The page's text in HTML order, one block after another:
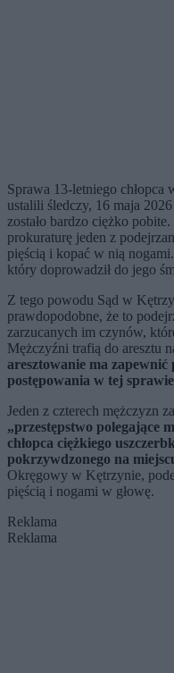
Sprawa 13-letniego chłopca
ustalili śledczy, 16 maja
zostało bardzo ciężko
prokuraturę jeden z
pięścią i kopać w nią
który doprowadził do jego
Z tego powodu Sąd w
prawdopodobne, że to
zarzucanych im czynów,
Mężczyźni trafią do aresztu
aresztowanie ma zapewnić
postępowania w tej
Jeden z czterech mężczyzn
„przestępstwo polegające
chłopca ciężkiego
pokrzywdzonego na
Okręgowy w Kętrzynie,
pięścią i nogami w głowę.
Reklama
Reklama